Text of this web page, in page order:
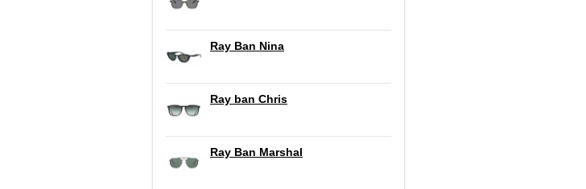
Ray Ban Nina
Ray ban Chris
Ray Ban Marshal